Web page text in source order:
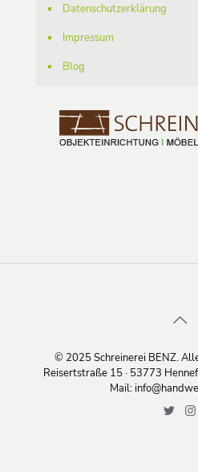
Datenschutzerklärung
Impressum
Blog
© 2025 Schreinerei BENZ.
Reisertstraße 15 · 53773 Hennef
Mail: